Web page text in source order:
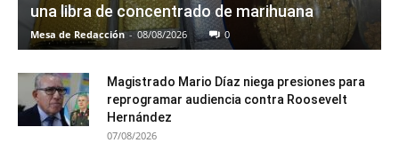
una libra de concentrado de marihuana
Mesa de Redacción - 08/08/2026 0
Magistrado Mario Díaz niega presiones para
reprogramar audiencia contra Roosevelt
Hernández
07/08/2026